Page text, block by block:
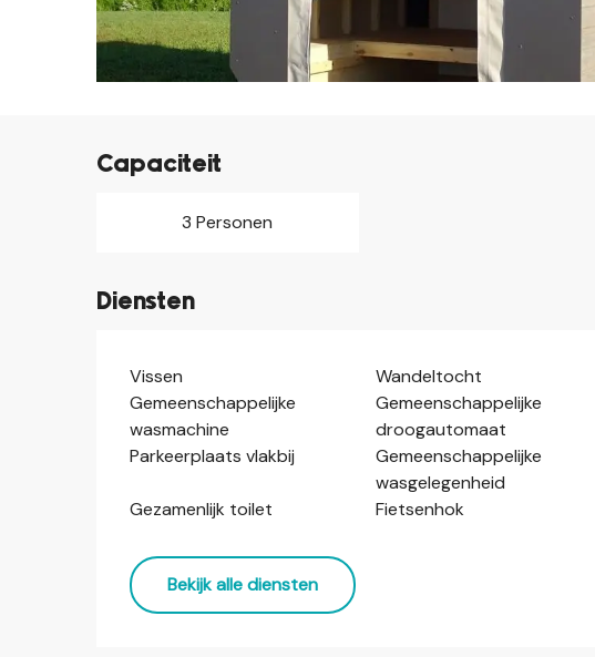
Capaciteit
3 Personen
Diensten
Vissen Wandeltocht
Gemeenschappelijke
wasmachine
Gemeenschappelijke
droogautomaat
Parkeerplaats vlakbij
Gemeenschappelijke
wasgelegenheid
Gezamenlijk toilet Fietsenhok
Bekijk alle diensten